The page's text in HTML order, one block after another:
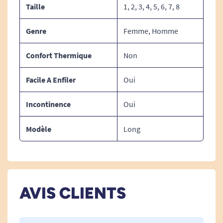
l'incontinence chez la personne âgée.
Confort ultime
: confection 100% coton
jersey, tissu doux et souple (160g/m²),
respirant, non irritant, adapté à une
utilisation prolongée jour et nuit.
Modèle mixte et élégant: convient aussi
doux (bleu ciel, parme), finitions soignées,
adapté à tous les environnements
(domicile, Ehpad, hôpital).
les manipulations lors du change, limite les
temps d’habillage/déshabillage, pour plus
Un vêtement technique &
Taille 1, 2, 3, 4, 5, 6, 7, 8
Genre Femme, Homme
Confort Thermique Non
Facile A Enfiler Oui
Incontinence Oui
Modèle Long
AVIS CLIENTS